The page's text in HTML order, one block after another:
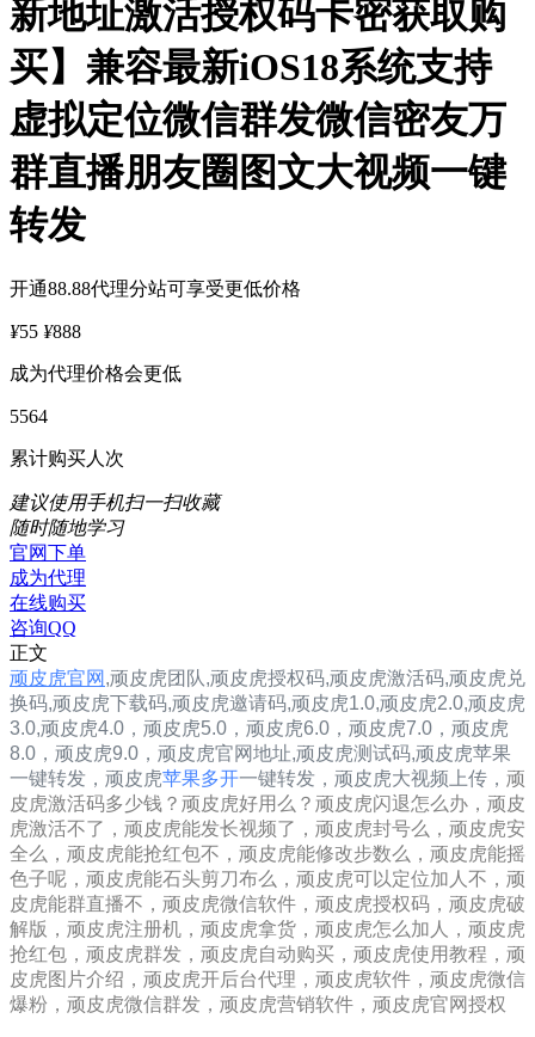
新地址激活授权码卡密获取购
买】兼容最新iOS18系统支持
虚拟定位微信群发微信密友万
群直播朋友圈图文大视频一键
转发
开通88.88代理分站可享受更低价格
¥55 ¥888
成为代理价格会更低
5564
累计购买人次
建议使用手机扫一扫收藏
随时随地学习
官网下单
成为代理
在线购买
咨询QQ
正文
顽皮虎官网 ,顽皮虎团队,顽皮虎授权码,顽皮虎激活码,顽皮虎兑
换码,顽皮虎下载码,顽皮虎邀请码,顽皮虎1.0,顽皮虎2.0,顽皮虎
3.0,顽皮虎4.0， 顽皮虎5.0， 顽皮虎6.0， 顽皮虎7.0， 顽皮虎
8.0， 顽皮虎9.0， 顽皮虎官网地址,顽皮虎测试码,顽皮虎苹果
一键转发， 顽皮虎苹果多开一键转发，顽皮虎大视频上传， 顽
皮虎激活码多少钱？顽皮虎好用么？顽皮虎闪退怎么办，顽皮
虎激活不了，顽皮虎能发长视频了，顽皮虎封号么，顽皮虎安
全么，顽皮虎能抢红包不，顽皮虎能修改步数么，顽皮虎能摇
色子呢，顽皮虎能石头剪刀布么，顽皮虎可以定位加人不，顽
皮虎能群直播不，顽皮虎微信软件，顽皮虎授权码，顽皮虎破
解版，顽皮虎注册机，顽皮虎拿货，顽皮虎怎么加人，顽皮虎
抢红包，顽皮虎群发，顽皮虎自动购买，顽皮虎使用教程，顽
皮虎图片介绍，顽皮虎开后台代理，顽皮虎软件，顽皮虎微信
爆粉，顽皮虎微信群发，顽皮虎营销软件，顽皮虎官网授权